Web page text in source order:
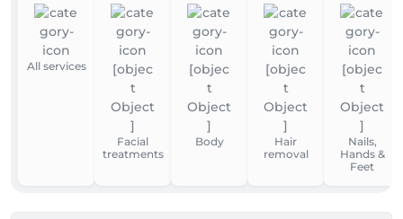
Merci de vous présenter 5 minutes à l'avance , afin
que vous profitiez un maximum de votre moment
bien-être .
Fabienne Grandjean
All services
Facial
treatments
Body
Hair
removal
Nails,
Hands &
Feet